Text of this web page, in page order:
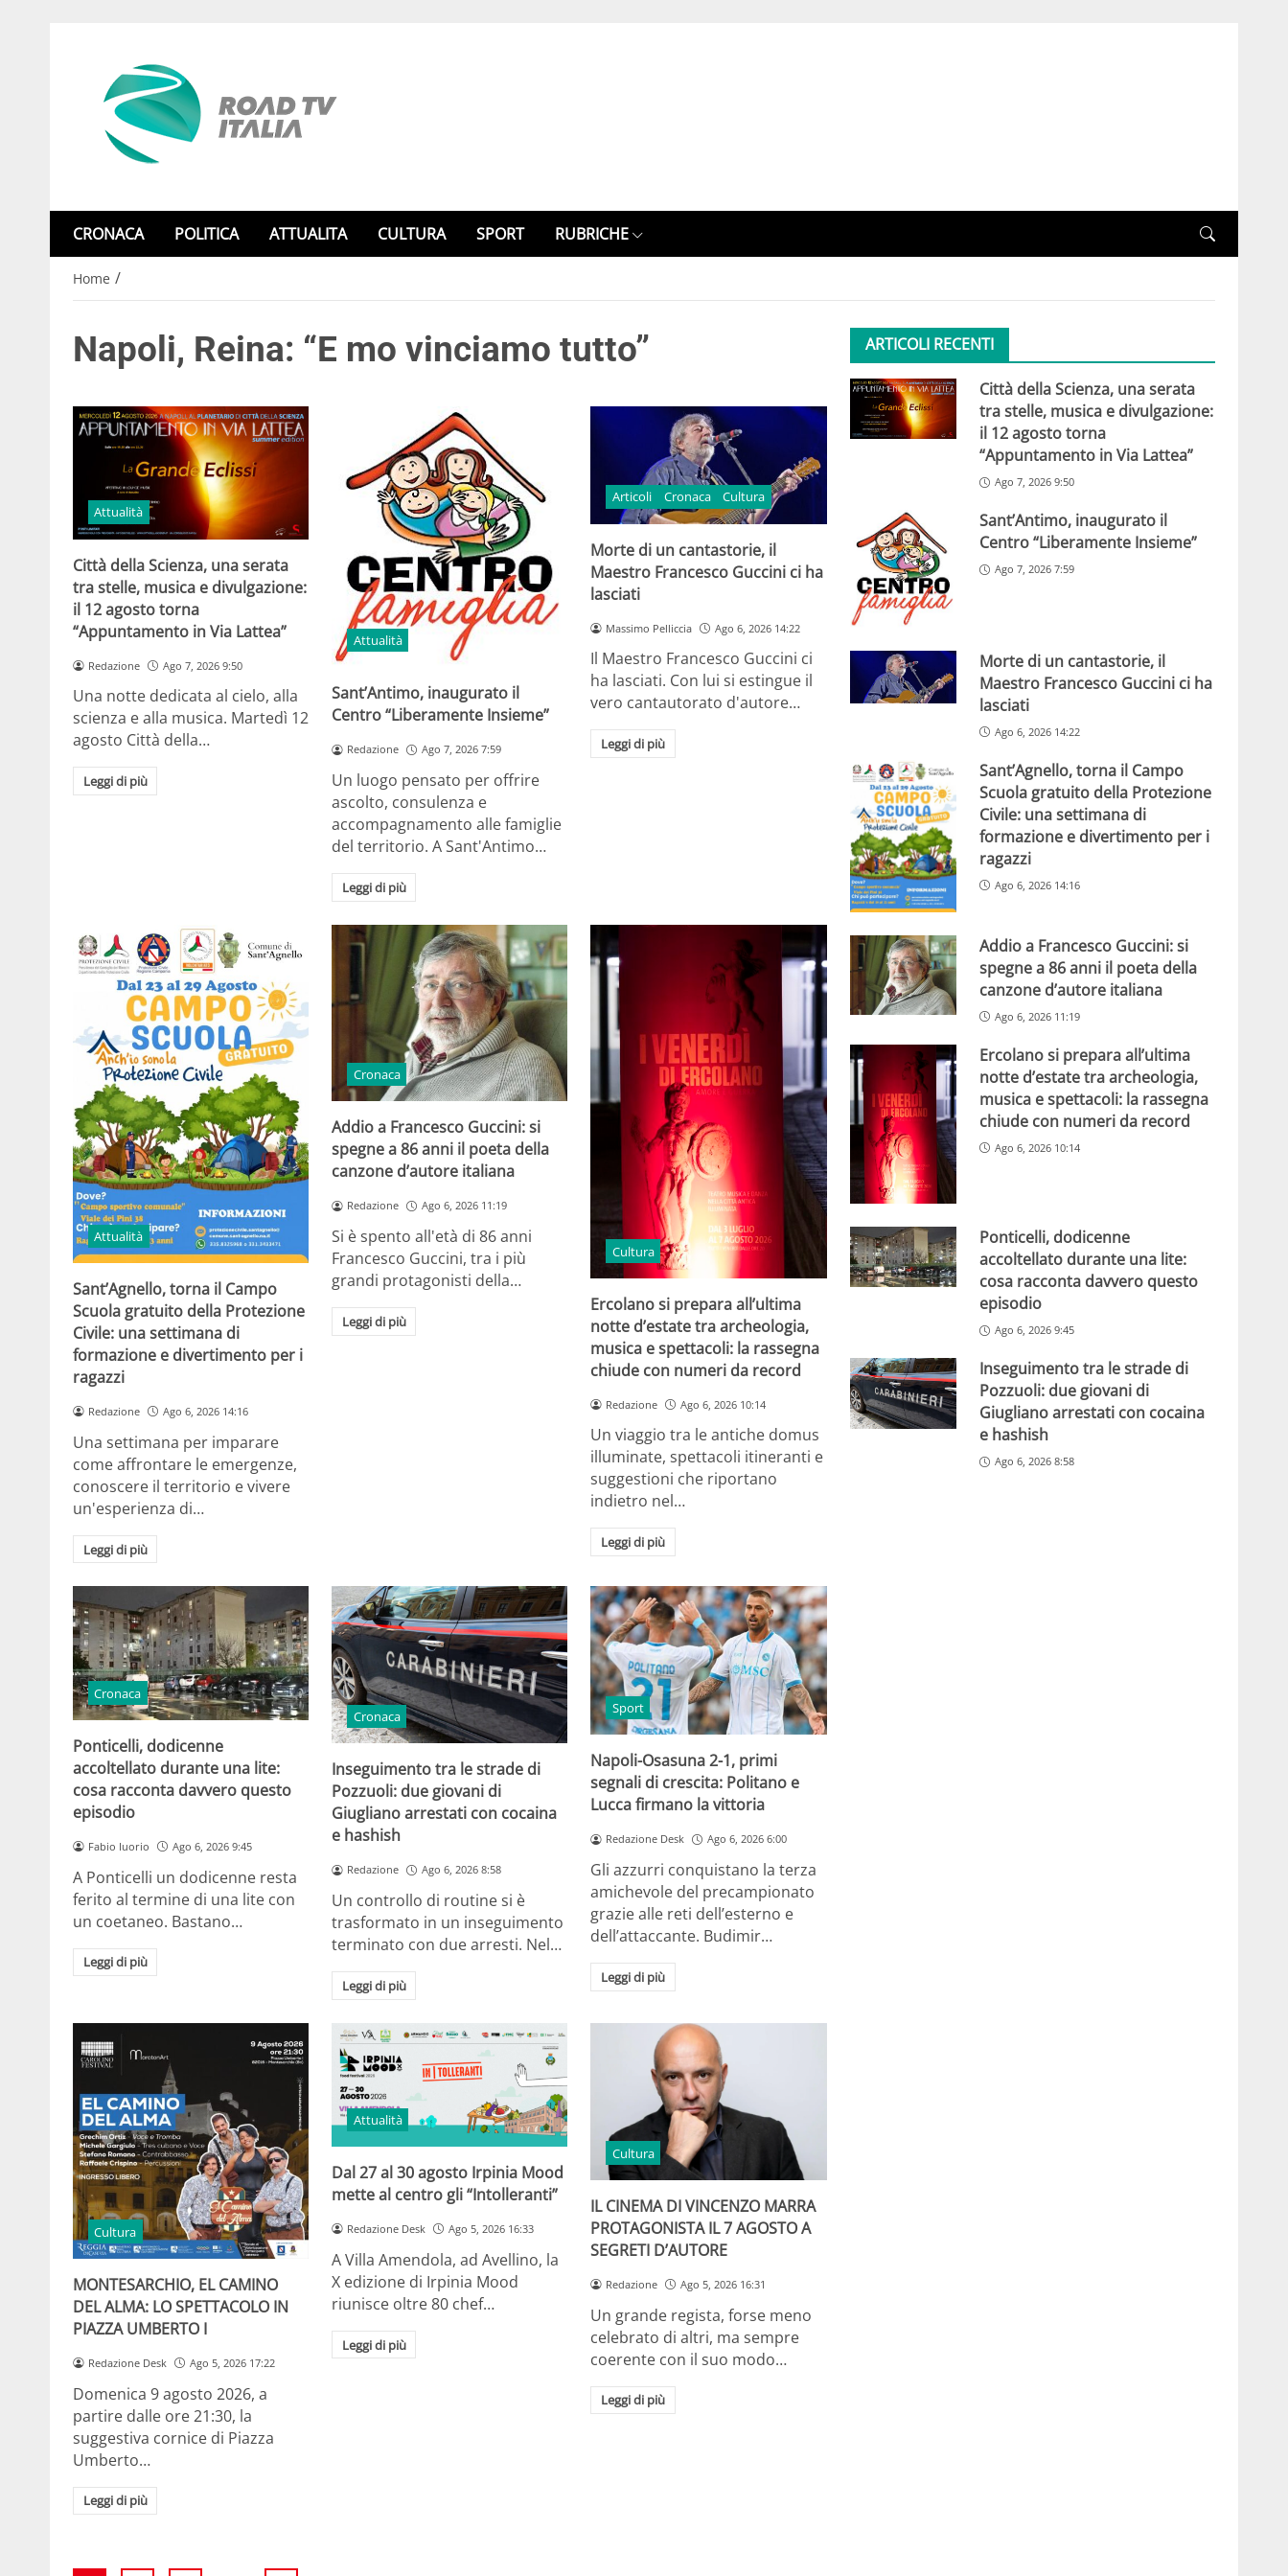
CRONACA POLITICA ATTUALITA CULTURA SPORT RUBRICHE
Home /
Napoli, Reina: “E mo vinciamo tutto”
Attualità
Città della Scienza, una serata
tra stelle, musica e divulgazione:
il 12 agosto torna
“Appuntamento in Via Lattea”
Redazione Ago 7, 2026 9:50
Una notte dedicata al cielo, alla
scienza e alla musica. Martedì 12
agosto Città della…
Leggi di più
Attualità
Sant’Antimo, inaugurato il
Centro “Liberamente Insieme”
Redazione Ago 7, 2026 7:59
Un luogo pensato per offrire
ascolto, consulenza e
accompagnamento alle famiglie
del territorio. A Sant'Antimo…
Leggi di più
Articoli Cronaca Cultura
Morte di un cantastorie, il
Maestro Francesco Guccini ci ha
lasciati
Massimo Pelliccia Ago 6, 2026 14:22
Il Maestro Francesco Guccini ci
ha lasciati. Con lui si estingue il
vero cantautorato d'autore…
Leggi di più
Attualità
Sant’Agnello, torna il Campo
Scuola gratuito della Protezione
Civile: una settimana di
formazione e divertimento per i
ragazzi
Redazione Ago 6, 2026 14:16
Una settimana per imparare
come affrontare le emergenze,
conoscere il territorio e vivere
un'esperienza di…
Leggi di più
Cronaca
Addio a Francesco Guccini: si
spegne a 86 anni il poeta della
canzone d’autore italiana
Redazione Ago 6, 2026 11:19
Si è spento all'età di 86 anni
Francesco Guccini, tra i più
grandi protagonisti della…
Leggi di più
Cultura
Ercolano si prepara all’ultima
notte d’estate tra archeologia,
musica e spettacoli: la rassegna
chiude con numeri da record
Redazione Ago 6, 2026 10:14
Un viaggio tra le antiche domus
illuminate, spettacoli itineranti e
suggestioni che riportano
indietro nel…
Leggi di più
Cronaca
Ponticelli, dodicenne
accoltellato durante una lite:
cosa racconta davvero questo
episodio
Fabio Iuorio Ago 6, 2026 9:45
A Ponticelli un dodicenne resta
ferito al termine di una lite con
un coetaneo. Bastano…
Leggi di più
Cronaca
Inseguimento tra le strade di
Pozzuoli: due giovani di
Giugliano arrestati con cocaina
e hashish
Redazione Ago 6, 2026 8:58
Un controllo di routine si è
trasformato in un inseguimento
terminato con due arresti. Nel…
Leggi di più
Sport
Napoli-Osasuna 2-1, primi
segnali di crescita: Politano e
Lucca firmano la vittoria
Redazione Desk Ago 6, 2026 6:00
Gli azzurri conquistano la terza
amichevole del precampionato
grazie alle reti dell’esterno e
dell’attaccante. Budimir…
Leggi di più
Cultura
MONTESARCHIO, EL CAMINO
DEL ALMA: LO SPETTACOLO IN
PIAZZA UMBERTO I
Redazione Desk Ago 5, 2026 17:22
Domenica 9 agosto 2026, a
partire dalle ore 21:30, la
suggestiva cornice di Piazza
Umberto…
Leggi di più
Attualità
Dal 27 al 30 agosto Irpinia Mood
mette al centro gli “Intolleranti”
Redazione Desk Ago 5, 2026 16:33
A Villa Amendola, ad Avellino, la
X edizione di Irpinia Mood
riunisce oltre 80 chef…
Leggi di più
Cultura
IL CINEMA DI VINCENZO MARRA
PROTAGONISTA IL 7 AGOSTO A
SEGRETI D’AUTORE
Redazione Ago 5, 2026 16:31
Un grande regista, forse meno
celebrato di altri, ma sempre
coerente con il suo modo…
Leggi di più
ARTICOLI RECENTI
Città della Scienza, una serata
tra stelle, musica e divulgazione:
il 12 agosto torna
“Appuntamento in Via Lattea”
Ago 7, 2026 9:50
Sant’Antimo, inaugurato il
Centro “Liberamente Insieme”
Ago 7, 2026 7:59
Morte di un cantastorie, il
Maestro Francesco Guccini ci ha
lasciati
Ago 6, 2026 14:22
Sant’Agnello, torna il Campo
Scuola gratuito della Protezione
Civile: una settimana di
formazione e divertimento per i
ragazzi
Ago 6, 2026 14:16
Addio a Francesco Guccini: si
spegne a 86 anni il poeta della
canzone d’autore italiana
Ago 6, 2026 11:19
Ercolano si prepara all’ultima
notte d’estate tra archeologia,
musica e spettacoli: la rassegna
chiude con numeri da record
Ago 6, 2026 10:14
Ponticelli, dodicenne
accoltellato durante una lite:
cosa racconta davvero questo
episodio
Ago 6, 2026 9:45
Inseguimento tra le strade di
Pozzuoli: due giovani di
Giugliano arrestati con cocaina
e hashish
Ago 6, 2026 8:58